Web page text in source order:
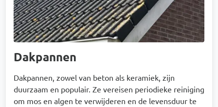
Dakpannen
Dakpannen, zowel van beton als keramiek, zijn
duurzaam en populair. Ze vereisen periodieke reiniging
om mos en algen te verwijderen en de levensduur te